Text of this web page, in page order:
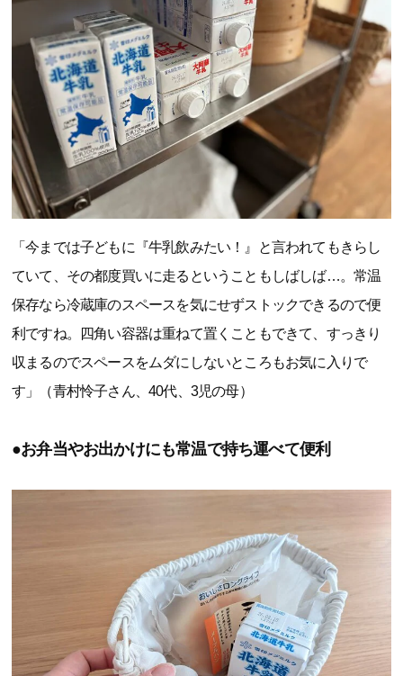
「今までは子どもに『牛乳飲みたい！』と言われてもきらし
ていて、その都度買いに走るということもしばしば…。常温
保存なら冷蔵庫のスペースを気にせずストックできるので便
利ですね。四角い容器は重ねて置くこともできて、すっきり
収まるのでスペースをムダにしないところもお気に入りで
す」（青村怜子さん、40代、3児の母）
●お弁当やお出かけにも常温で持ち運べて便利